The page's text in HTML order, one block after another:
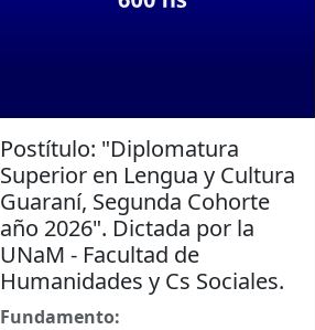
Postítulo: "Diplomatura
Superior en Lengua y Cultura
Guaraní, Segunda Cohorte
año 2026". Dictada por la
UNaM - Facultad de
Humanidades y Cs Sociales.
Fundamento: